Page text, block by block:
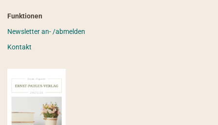
Funktionen
Newsletter an- /abmelden
Kontakt